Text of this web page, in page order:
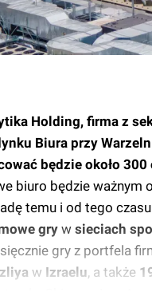
Holding, firma z
Biura przy
będzie około 300
biuro będzie ważnym
temu i od tego
gryw sieciach
gry z portfela
w Izraelu, a także